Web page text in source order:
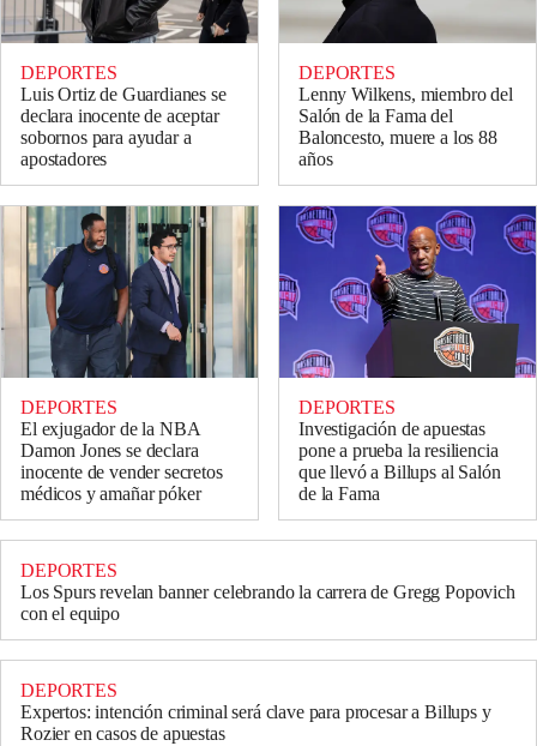
DEPORTES
Luis Ortiz de Guardianes se
declara inocente de aceptar
sobornos para ayudar a
apostadores
DEPORTES
Lenny Wilkens, miembro del
Salón de la Fama del
Baloncesto, muere a los 88
años
DEPORTES
El exjugador de la NBA
Damon Jones se declara
inocente de vender secretos
médicos y amañar póker
DEPORTES
Investigación de apuestas
pone a prueba la resiliencia
que llevó a Billups al Salón
de la Fama
DEPORTES
Los Spurs revelan banner celebrando la carrera de Gregg Popovich
con el equipo
DEPORTES
Expertos: intención criminal será clave para procesar a Billups y
Rozier en casos de apuestas